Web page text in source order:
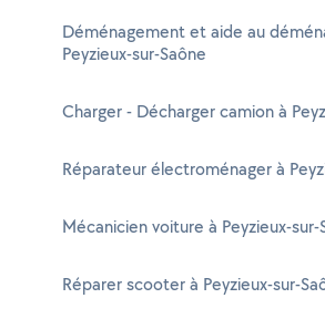
Déménagement et aide au
Peyzieux-sur-Saône
Charger - Décharger camion à
Réparateur électroménager à
Mécanicien voiture à Peyzieux-sur-
Réparer scooter à Peyzieux-sur-